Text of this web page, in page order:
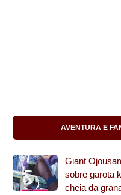
AVENTURA E
Giant
sobre garota
cheia da